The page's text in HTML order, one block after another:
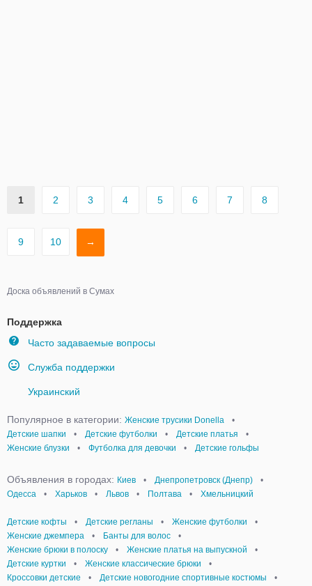
1 2 3 4 5 6 7 8
9 10 →
Доска объявлений в Сумах
Поддержка
Часто задаваемые вопросы
Служба поддержки
Украинский
Популярное в категории: Женские трусики Donella
•
Детские шапки
• Детские футболки • Детские платья
•
Женские блузки
• Футболка для девочки • Детские гольфы
Объявления в городах: Киев • Днепропетровск (Днепр)
•
Одесса
• Харьков • Львов • Полтава • Хмельницкий
Детские кофты • Детские регланы • Женские футболки
•
Женские джемпера
• Банты для волос
•
Женские брюки в полоску
• Женские платья на выпускной
•
Детские куртки
• Женские классические брюки
•
Кроссовки детские
• Детские новогодние спортивные костюмы
•